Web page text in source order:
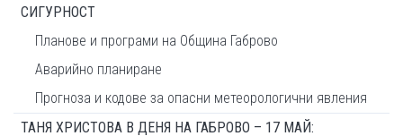
СИГУРНОСТ
Планове и програми на Община Габрово
Аварийно планиране
Прогноза и кодове за опасни метеорологични явления
ТАНЯ ХРИСТОВА В ДЕНЯ НА ГАБРОВО – 17 МАЙ: